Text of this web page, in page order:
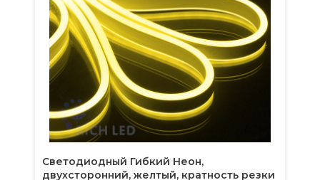
Светодиодный Гибкий Неон,
двухсторонний, желтый, кратность резки